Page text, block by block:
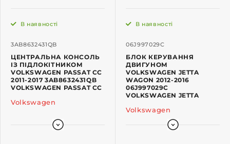
3AB8632431QB
В наявності
ЦЕНТРАЛЬНА КОНСОЛЬ
ІЗ ПІДЛОКІТНИКОМ
VOLKSWAGEN PASSAT CC
2011-2017 3AB8632431QB
VOLKSWAGEN PASSAT CC
Volkswagen
06J997029C
В наявності
БЛОК КЕРУВАННЯ
ДВИГУНОМ
VOLKSWAGEN JETTA
WAGON 2012-2016
06J997029C
VOLKSWAGEN JETTA
Volkswagen